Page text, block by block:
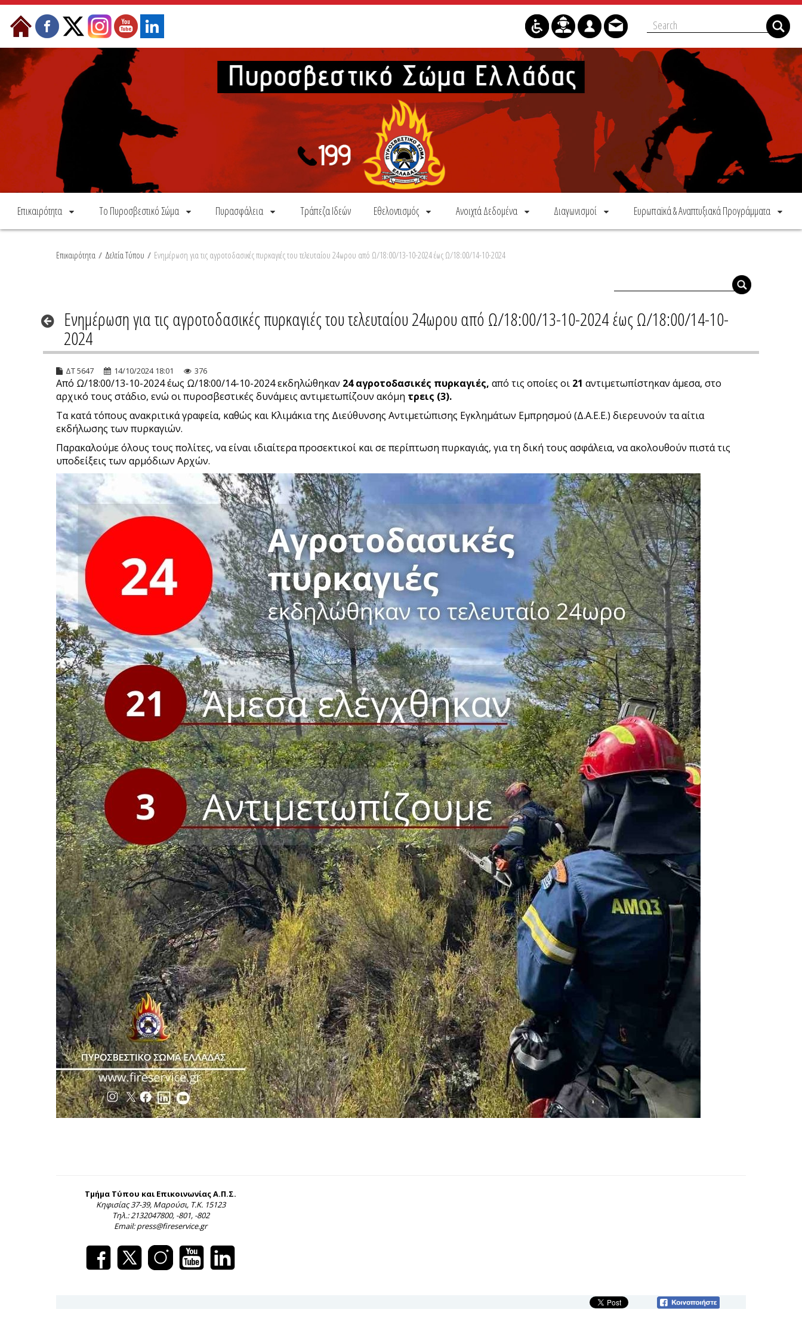
Skip to Content
Επικαιρότητα Το Πυροσβεστικό Σώμα Πυρασφάλεια Τράπεζα Ιδεών Εθελοντισμός Ανοιχτά Δεδομένα Διαγωνισμοί Ευρωπαϊκά & Αναπτυξιακά Προγράμματα
Επικαιρότητα / Δελτία Τύπου / Ενημέρωση για τις αγροτοδασικές πυρκαγιές του τελευταίου 24ωρου από Ω/18:00/13-10-2024 έως Ω/18:00/14-10-2024
Ενημέρωση για τις αγροτοδασικές πυρκαγιές του τελευταίου 24ωρου από Ω/18:00/13-10-2024 έως Ω/18:00/14-10-
2024
ΔΤ 5647 14/10/2024 18:01 376
Από Ω/18:00/13-10-2024 έως Ω/18:00/14-10-2024 εκδηλώθηκαν 24αγροτοδασικές πυρκαγιές, από τις οποίες οι 21 αντιμετωπίστηκαν άμεσα, στο
αρχικό τους στάδιο, ενώ οι πυροσβεστικές δυνάμεις αντιμετωπίζουν ακόμη τρεις (3).
Τα κατά τόπους ανακριτικά γραφεία, καθώς και Κλιμάκια της Διεύθυνσης Αντιμετώπισης Εγκλημάτων Εμπρησμού (Δ.Α.Ε.Ε.) διερευνούν τα αίτια
εκδήλωσης των πυρκαγιών.
Παρακαλούμε όλους τους πολίτες, να είναι ιδιαίτερα προσεκτικοί και σε περίπτωση πυρκαγιάς, για τη δική τους ασφάλεια, να ακολουθούν πιστά τις
υποδείξεις των αρμόδιων Αρχών.
Τμήμα Τύπου και Επικοινωνίας Α.Π.Σ.
Κηφισίας 37-39, Μαρούσι, Τ.Κ. 15123
Τηλ.: 2132047800, -801, -802
Email: press@fireservice.gr